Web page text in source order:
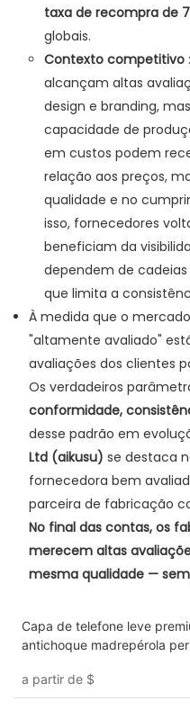
taxa de recompra de
globais.
Contexto competitivo
alcançam altas
design e branding,
capacidade de
em custos podem
relação aos preços,
qualidade e no
isso, fornecedores
beneficiam da
dependem de
que limita a
À medida que o
"altamente avaliado"
avaliações dos clientes
Os verdadeiros
conformidade,
desse padrão em
Ltd (aikusu) se destaca
fornecedora bem
parceira de fabricação
No final das contas, os
merecem altas
mesma qualidade —
Capa de telefone leve
antichoque madrepérola
a partir de $